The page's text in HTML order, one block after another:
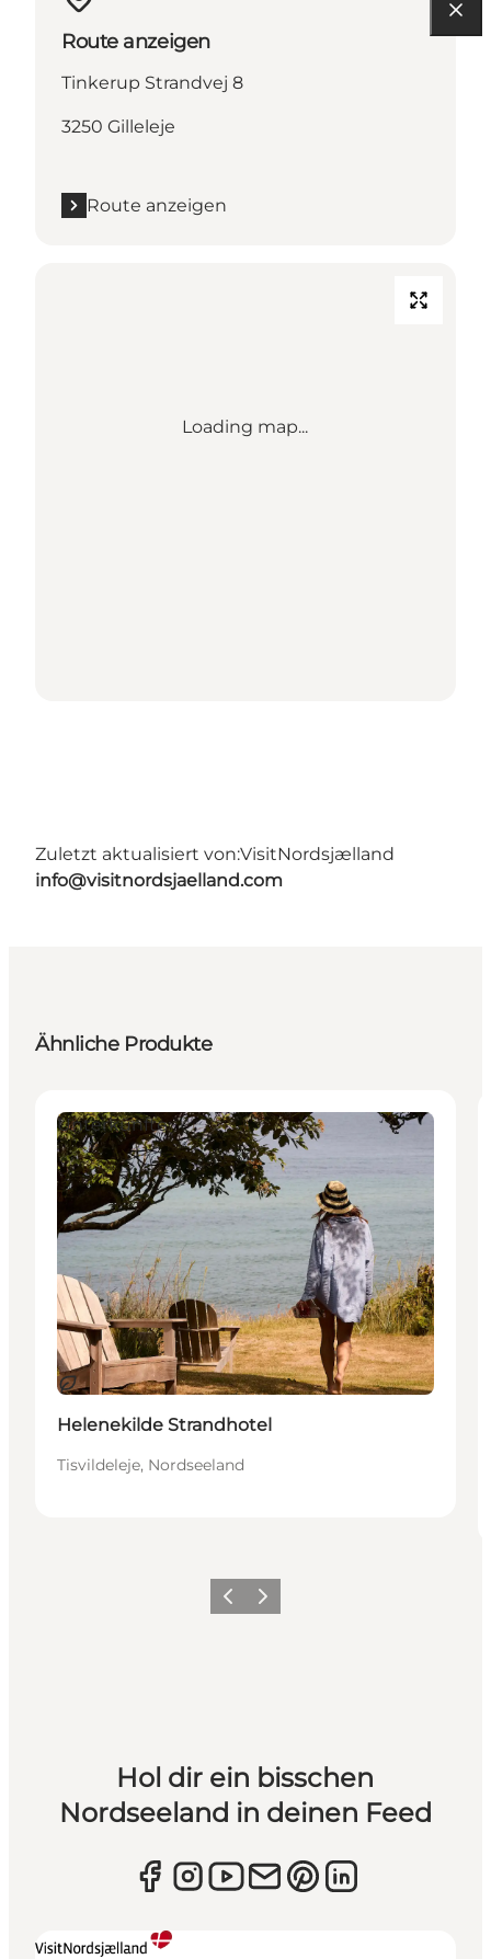
Route anzeigen
Tinkerup Strandvej 8
3250 Gilleleje
Route anzeigen
Loading map...
Zuletzt aktualisiert von:VisitNordsjælland
info@visitnordsjaelland.com
Ähnliche Produkte
Nachhaltig
Unterkünfte
Helenekilde Strandhotel
Tisvildeleje, Nordseeland
ZurückWeiter
Hol dir ein bisschen
Nordseeland in deinen Feed